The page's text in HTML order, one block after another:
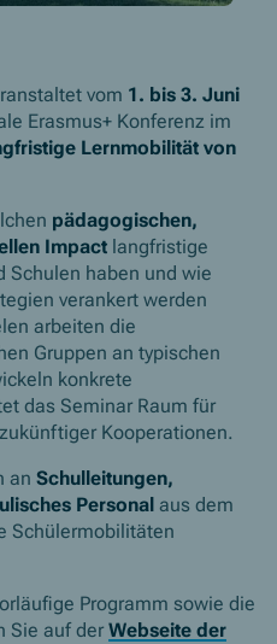
vom 1. bis 3. Juni
Erasmus+ Konferenz im
Lernmobilität von
pädagogischen,
Impact langfristige
Schulen haben und wie
verankert werden
arbeiten die
Gruppen an typischen
konkrete
das Seminar Raum für
Kooperationen.
anSchulleitungen,
Personal aus dem
Schülermobilitäten
Programm sowie die
Sie auf derWebseite der